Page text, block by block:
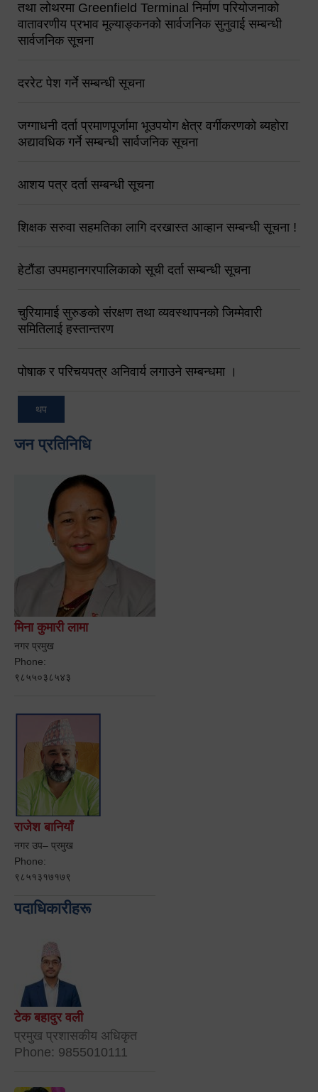
तथा लोथरमा Greenfield Terminal निर्माण परियोजनाको
वातावरणीय प्रभाव मूल्याङ्कनको सार्वजनिक सुनुवाई सम्बन्धी
सार्वजनिक सूचना
दररेट पेश गर्ने सम्बन्धी सूचना
जग्गाधनी दर्ता प्रमाणपूर्जामा भूउपयोग क्षेत्र वर्गीकरणको ब्यहोरा
अद्यावधिक गर्ने सम्बन्धी सार्वजनिक सूचना
आशय पत्र दर्ता सम्बन्धी सूचना
शिक्षक सरुवा सहमतिका लागि दरखास्त आव्हान सम्बन्धी सूचना !
हेटौंडा उपमहानगरपालिकाको सूची दर्ता सम्बन्धी सूचना
चुरियामाई सुरुङको संरक्षण तथा व्यवस्थापनको जिम्मेवारी
समितिलाई हस्तान्तरण
पोषाक र परिचयपत्र अनिवार्य लगाउने सम्बन्धमा ।
थप
जन प्रतिनिधि
मिना कुमारी लामा
नगर प्रमुख
Phone:
९८५५०३८५४३
राजेश बानियाँ
नगर उप– प्रमुख
Phone:
९८५१३१७१७९
पदाधिकारीहरू
टेक बहादुर वली
प्रमुख प्रशासकीय अधिकृत
Phone: 9855010111